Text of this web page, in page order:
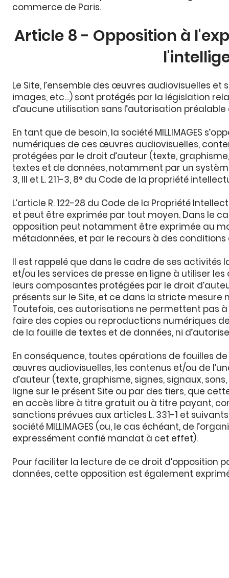
commerce de Paris.
Article 8 - Opposition à
Le Site, l’ensemble des œuvres audiovisuelles
images, etc…) sont protégés par la législation
d’aucune utilisation sans l’autorisation préalable
En tant que de besoin, la société MILLIMAGES
numériques de ces œuvres audiovisuelles,
protégées par le droit d’auteur (texte,
textes et de données, notamment par un
3, III et L. 211-3, 8° du Code de la propriété
L’article R. 122-28 du Code de la Propriété
et peut être exprimée par tout moyen. Dans le
opposition peut notamment être exprimée au
métadonnées, et par le recours à des
Il est rappelé que dans le cadre de ses activités
et/ou les services de presse en ligne à utiliser
leurs composantes protégées par le droit
présents sur le Site, et ce dans la stricte mesure
Toutefois, ces autorisations ne permettent pas
faire des copies ou reproductions numériques
de la fouille de textes et de données, ni
En conséquence, toutes opérations de fouilles
œuvres audiovisuelles, les contenus et/ou de
d’auteur (texte, graphisme, signes, signaux,
ligne sur le présent Site ou par des tiers, que
en accès libre à titre gratuit ou à titre payant,
sanctions prévues aux articles L. 331-1 et
société MILLIMAGES (ou, le cas échéant, de
expressément confié mandat à cet effet).
Pour faciliter la lecture de ce droit
données, cette opposition est également exprimée